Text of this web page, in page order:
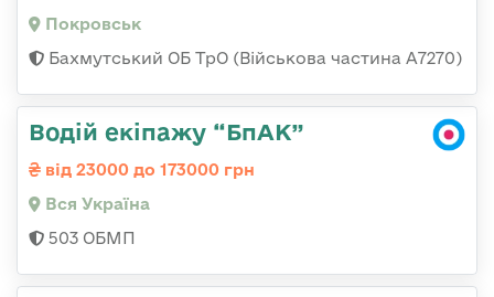
Покровськ
Бахмутський ОБ ТрО (Військова частина А7270)
Водій екіпажу “БпАК”
від 23000 до 173000 грн
Вся Україна
503 ОБМП